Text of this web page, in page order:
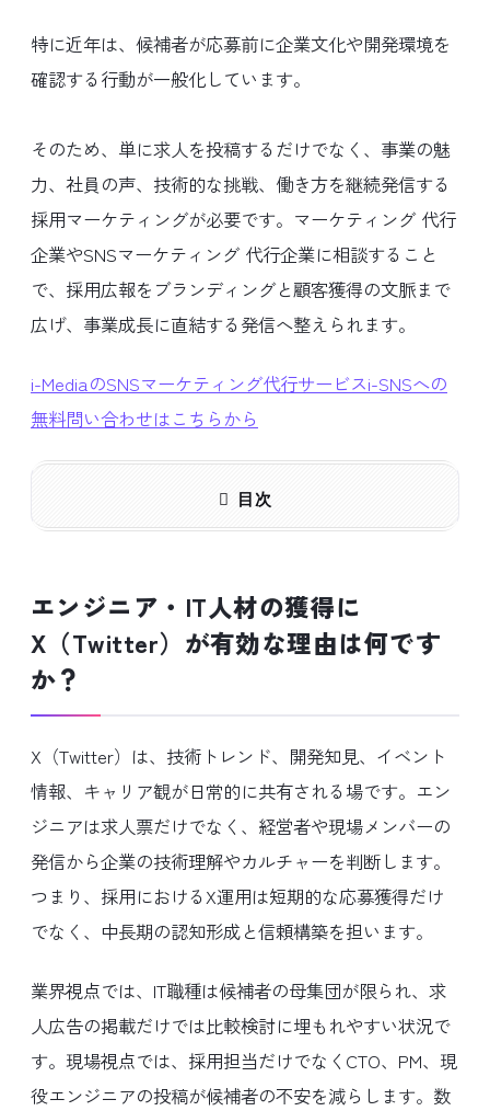
特に近年は、候補者が応募前に企業文化や開発環境を
確認する行動が一般化しています。
そのため、単に求人を投稿するだけでなく、事業の魅
力、社員の声、技術的な挑戦、働き方を継続発信する
採用マーケティングが必要です。マーケティング 代行
企業やSNSマーケティング 代行企業に相談すること
で、採用広報をブランディングと顧客獲得の文脈まで
広げ、事業成長に直結する発信へ整えられます。
i-MediaのSNSマーケティング代行サービスi-SNSへの
無料問い合わせはこちらから
目次
エンジニア・IT人材の獲得に
X（Twitter）が有効な理由は何です
か？
X（Twitter）は、技術トレンド、開発知見、イベント
情報、キャリア観が日常的に共有される場です。エン
ジニアは求人票だけでなく、経営者や現場メンバーの
発信から企業の技術理解やカルチャーを判断します。
つまり、採用におけるX運用は短期的な応募獲得だけ
でなく、中長期の認知形成と信頼構築を担います。
業界視点では、IT職種は候補者の母集団が限られ、求
人広告の掲載だけでは比較検討に埋もれやすい状況で
す。現場視点では、採用担当だけでなくCTO、PM、現
役エンジニアの投稿が候補者の不安を減らします。数